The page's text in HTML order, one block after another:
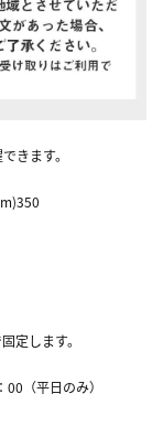
きます。
定します。
（平日のみ）